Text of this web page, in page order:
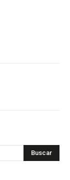
Buscar